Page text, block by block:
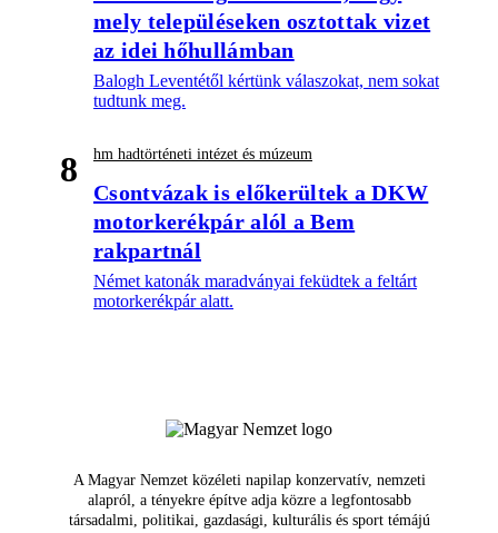
mely településeken osztottak vizet
az idei hőhullámban
Balogh Leventétől kértünk válaszokat, nem sokat
tudtunk meg.
8 hm hadtörténeti intézet és múzeum
Csontvázak is előkerültek a DKW
motorkerékpár alól a Bem
rakpartnál
Német katonák maradványai feküdtek a feltárt
motorkerékpár alatt.
A Magyar Nemzet közéleti napilap konzervatív, nemzeti
alapról, a tényekre építve adja közre a legfontosabb
társadalmi, politikai, gazdasági, kulturális és sport témájú